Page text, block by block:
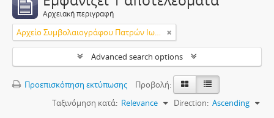
Αρχειακή περιγραφή
Αρχείο Συμβολαιογράφου Πατρών Ιωάννη Αργυριάδη
Advanced search options
Προεπισκόπηση εκτύπωσης
Προβολή:
Ταξινόμηση κατά: Relevance Direction: Ascending